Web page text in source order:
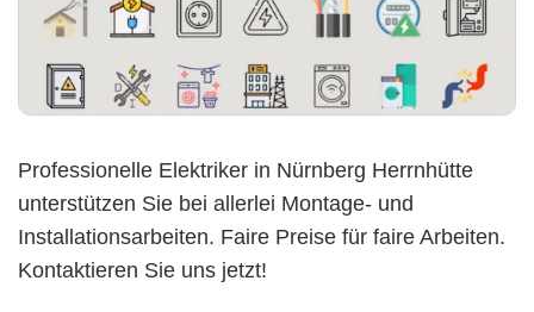
Professionelle Elektriker in Nürnberg Herrnhütte
unterstützen Sie bei allerlei Montage- und
Installationsarbeiten. Faire Preise für faire Arbeiten.
Kontaktieren Sie uns jetzt!